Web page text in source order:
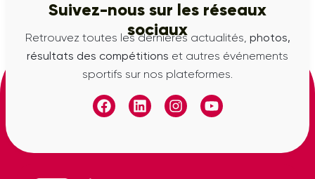
Suivez-nous sur les réseaux
sociaux
Retrouvez toutes les dernières actualités, photos,
résultats des compétitions et autres événements
sportifs sur nos plateformes.